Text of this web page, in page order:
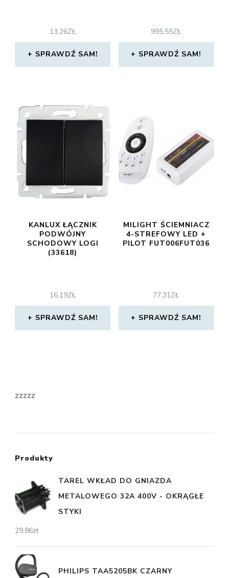
13,26ZŁ
SPRAWDŹ SAM!
995,55ZŁ
SPRAWDŹ SAM!
KANLUX ŁĄCZNIK
PODWÓJNY
SCHODOWY LOGI
(33618)
16,19ZŁ
SPRAWDŹ SAM!
MILIGHT ŚCIEMNIACZ
4-STREFOWY LED +
PILOT FUT006FUT036
77,31ZŁ
SPRAWDŹ SAM!
zzzzz
Produkty
TAREL WKŁAD DO GNIAZDA
METALOWEGO 32A 400V - OKRĄGŁE
STYKI
29,86zł
PHILIPS TAA5205BK CZARNY